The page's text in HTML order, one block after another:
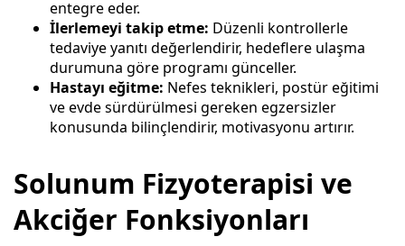
entegre eder.
İlerlemeyi takip etme: Düzenli kontrollerle
tedaviye yanıtı değerlendirir, hedeflere ulaşma
durumuna göre programı günceller.
Hastayı eğitme: Nefes teknikleri, postür eğitimi
ve evde sürdürülmesi gereken egzersizler
konusunda bilinçlendirir, motivasyonu artırır.
Solunum Fizyoterapisi ve
Akciğer Fonksiyonları